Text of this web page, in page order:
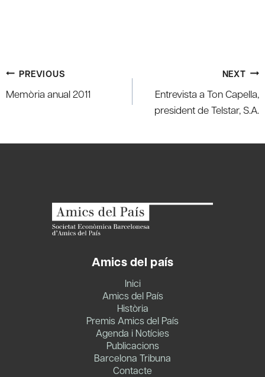
Post
navigation
PREVIOUS
Memòria anual 2011
NEXT
Entrevista a Ton Capella,
president de Telstar, S.A.
Amics del país
Inici
Amics del País
Història
Premis Amics del País
Agenda i Notícies
Publicacions
Barcelona Tribuna
Contacte